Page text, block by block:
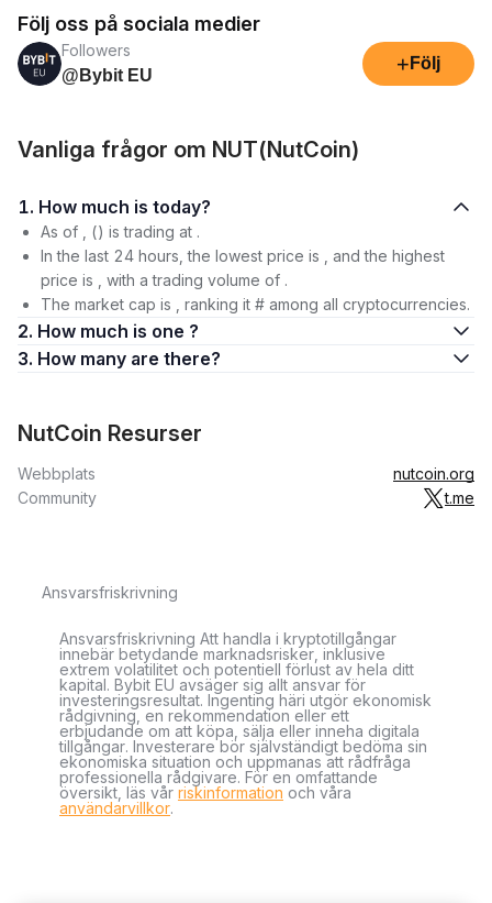
Följ oss på sociala medier
Followers
@Bybit EU
+ Följ
Vanliga frågor om NUT(NutCoin)
1. How much is today?
As of , () is trading at .
In the last 24 hours, the lowest price is , and the highest
price is , with a trading volume of .
The market cap is , ranking it # among all cryptocurrencies.
2. How much is one ?
3. How many are there?
NutCoin Resurser
Webbplats
nutcoin.org
Community
t.me
Ansvarsfriskrivning
Ansvarsfriskrivning Att handla i kryptotillgångar
innebär betydande marknadsrisker, inklusive
extrem volatilitet och potentiell förlust av hela ditt
kapital. Bybit EU avsäger sig allt ansvar för
investeringsresultat. Ingenting häri utgör ekonomisk
rådgivning, en rekommendation eller ett
erbjudande om att köpa, sälja eller inneha digitala
tillgångar. Investerare bör självständigt bedöma sin
ekonomiska situation och uppmanas att rådfråga
professionella rådgivare. För en omfattande
översikt, läs vår riskinformation och våra
användarvillkor.